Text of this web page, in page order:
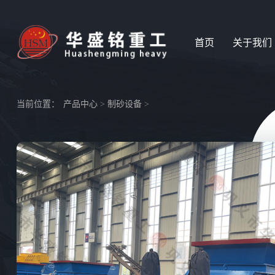
首页 关于我们
当前位置： 产品中心> 制砂设备>